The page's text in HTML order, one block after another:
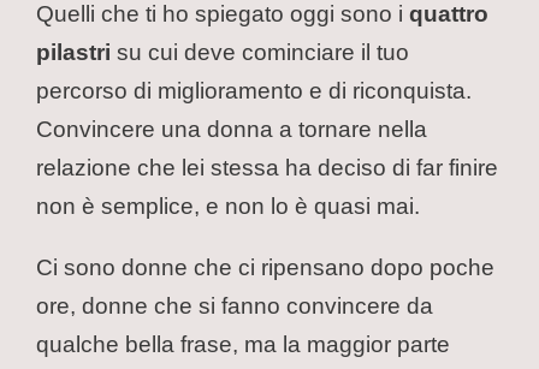
Quelli che ti ho spiegato oggi sono i quattro
pilastri su cui deve cominciare il tuo
percorso di miglioramento e di riconquista.
Convincere una donna a tornare nella
relazione che lei stessa ha deciso di far finire
non è semplice, e non lo è quasi mai.
Ci sono donne che ci ripensano dopo poche
ore, donne che si fanno convincere da
qualche bella frase, ma la maggior parte